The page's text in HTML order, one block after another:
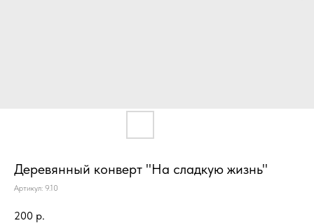
Деревянный конверт "На сладкую жизнь"
Артикул: 9.10
200 р.